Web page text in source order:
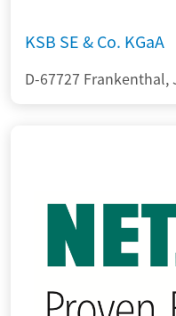
KSB SE & Co. KGaA
D-67727